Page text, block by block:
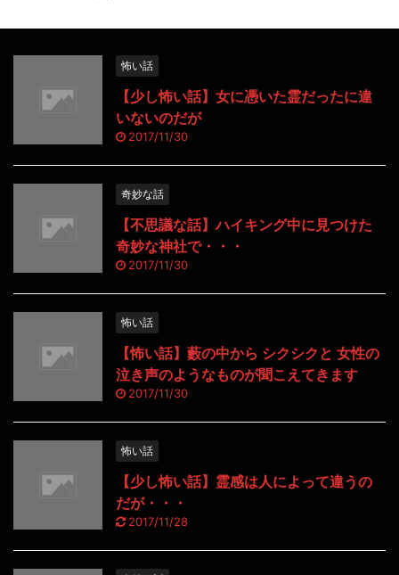
怖い話
【少し怖い話】女に憑いた霊だったに違
いないのだが
2017/11/30
奇妙な話
【不思議な話】ハイキング中に見つけた
奇妙な神社で・・・
2017/11/30
怖い話
【怖い話】藪の中から シクシクと 女性の
泣き声のようなものが聞こえてきます
2017/11/30
怖い話
【少し怖い話】霊感は人によって違うの
だが・・・
2017/11/28